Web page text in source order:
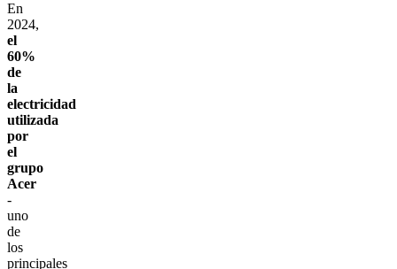
En
2024,
el
60%
de
la
electricidad
utilizada
por
el
grupo
Acer
-
uno
de
los
principales